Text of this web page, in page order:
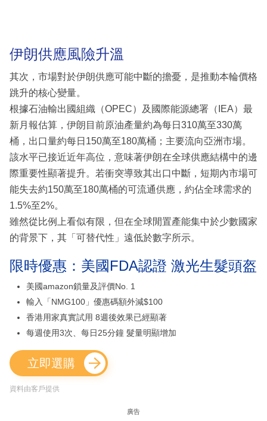
伊朗供應風險升溫
其次，市場對於伊朗供應可能中斷的擔憂，是推動本輪價格
跳升的核心變量。
根據石油輸出國組織（OPEC）及國際能源總署（IEA）最
新月報估算，伊朗目前原油產量約為每日310萬至330萬
桶，出口量約每日150萬至180萬桶；主要流向亞洲市場。
該水平已接近近年高位，意味著伊朗在全球供應結構中的邊
際重要性顯著提升。若衝突導致其出口中斷，短期內市場可
能失去約150萬至180萬桶的可流通供應，約佔全球需求的
1.5%至2%。
雖然從比例上看似有限，但在全球閒置產能集中於少數國家
的背景下，其「可替代性」遠低於數字所示。
限時優惠：美國FDA認證 激光生髮頭盔
美國amazon鎖量及評價No. 1
輸入「NMG100」優惠碼額外減$100
香港用家真實試用 8週後效果已經顯著
每週使用3次、每日25分鐘 髮量明顯增加
立即選購
資料由客戶提供
廣告